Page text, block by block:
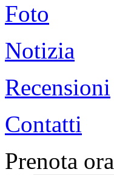
Foto
Notizia
Recensioni
Contatti
Prenota ora